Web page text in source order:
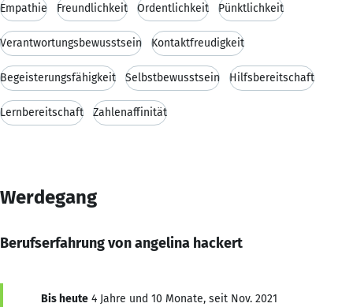
Empathie Freundlichkeit Ordentlichkeit Pünktlichkeit
Verantwortungsbewusstsein Kontaktfreudigkeit
Begeisterungsfähigkeit Selbstbewusstsein Hilfsbereitschaft
Lernbereitschaft Zahlenaffinität
Werdegang
Berufserfahrung von angelina hackert
Bis heute 4 Jahre und 10 Monate, seit Nov. 2021